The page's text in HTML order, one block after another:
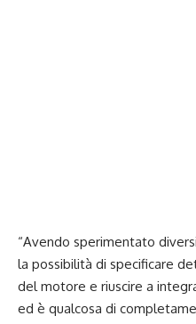
“Avendo sperimentato
la possibilità di specificare
del motore e riuscire a
ed è qualcosa di